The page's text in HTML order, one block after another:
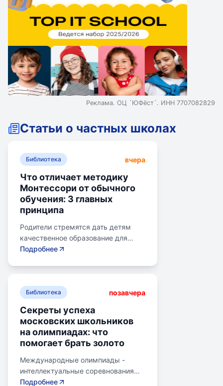
Реклама. ОЦ `ЮФёст`. ИНН 7707082829
Статьи о частных школах
Библиотека вчера
Что отличает методику
Монтессори от обычного
обучения: 3 главных
принципа
Родители стремятся дать детям
качественное образование для
лучшего будущего. Обучение по
школа предлагает уроки на
эксперименты и творческие
погружения для развития детей.
Разные стили обучения подходят
для разных типов учеников:
экспериментаторы, читатели,
практики и визуалы, кинестетики,
аудиалы. Монтессори-метод
Подробнее
Библиотека позавчера
Секреты успеха
московских школьников
на олимпиадах: что
помогает брать золото
Международные олимпиады -
интеллектуальные соревнования
для школьников, представляющих
Подробнее